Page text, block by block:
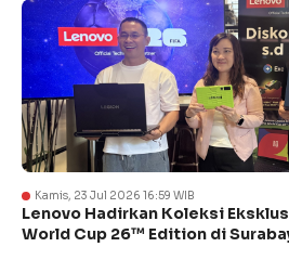
Kamis, 23 Jul 2026 16:59 WIB
Lenovo Hadirkan Koleksi
World Cup 26™ Edition di